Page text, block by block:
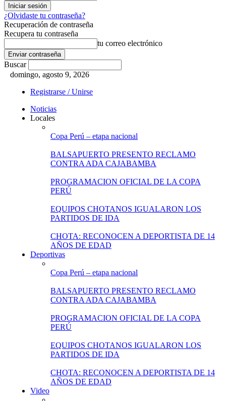
¿Olvidaste tu contraseña?
Recuperación de contraseña
Recupera tu contraseña
tu correo electrónico
Buscar
domingo, agosto 9, 2026
Registrarse / Unirse
Noticias
Locales
Copa Perú – etapa nacional
BALSAPUERTO PRESENTO RECLAMO
CONTRA ADA CAJABAMBA
PROGRAMACION OFICIAL DE LA COPA
PERÚ
EQUIPOS CHOTANOS IGUALARON LOS
PARTIDOS DE IDA
CHOTA: RECONOCEN A DEPORTISTA DE 14
AÑOS DE EDAD
Deportivas
Copa Perú – etapa nacional
BALSAPUERTO PRESENTO RECLAMO
CONTRA ADA CAJABAMBA
PROGRAMACION OFICIAL DE LA COPA
PERÚ
EQUIPOS CHOTANOS IGUALARON LOS
PARTIDOS DE IDA
CHOTA: RECONOCEN A DEPORTISTA DE 14
AÑOS DE EDAD
Video